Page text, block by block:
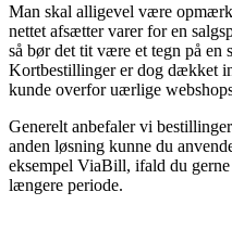
Man skal alligevel være
nettet afsætter varer for en
så bør det tit være et tegn på en
Kortbestillinger er dog dækket
kunde overfor uærlige
Generelt anbefaler vi
anden løsning kunne du
eksempel ViaBill, ifald du
længere periode.